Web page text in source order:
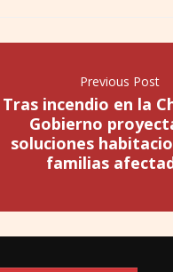
Previous Post
Tras incendio en la
Gobierno
soluciones
familias